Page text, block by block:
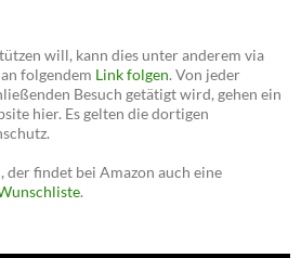
will, kann dies unter anderem via
folgendem Link folgen. Von jeder
Besuch getätigt wird, gehen ein
hier. Es gelten die dortigen
findet bei Amazon auch eine
.